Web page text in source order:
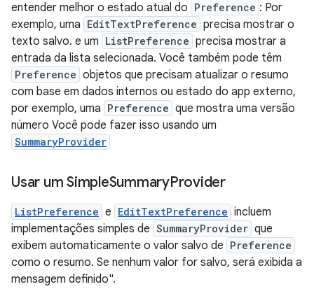
entender melhor o estado atual do Preference : Por
exemplo, uma EditTextPreference precisa mostrar o
texto salvo. e um ListPreference precisa mostrar a
entrada da lista selecionada. Você também pode têm
Preference objetos que precisam atualizar o resumo
com base em dados internos ou estado do app externo,
por exemplo, uma Preference que mostra uma versão
número Você pode fazer isso usando um
SummaryProvider
Usar um SimpleSummaryProvider
ListPreference e EditTextPreference incluem
implementações simples de SummaryProvider que
exibem automaticamente o valor salvo de Preference
como o resumo. Se nenhum valor for salvo, será exibida a
mensagem definido".